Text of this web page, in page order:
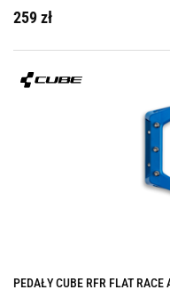
259 zł
PEDAŁY CUBE RFR FLAT RACE